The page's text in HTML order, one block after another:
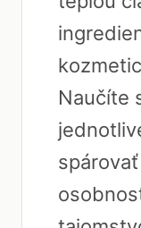
Naučíte